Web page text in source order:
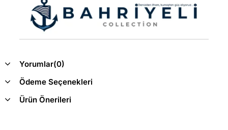
Yorumlar(0)
Ödeme Seçenekleri
Ürün Önerileri